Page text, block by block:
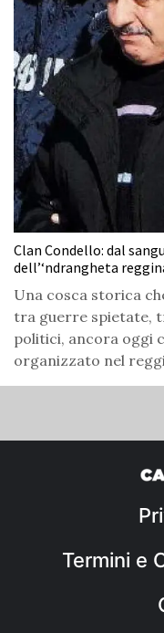
Clan Condello: dal
dell’‘ndrangheta
Una cosca storica
tra guerre spietate,
politici, ancora oggi
organizzato nel
Termini e